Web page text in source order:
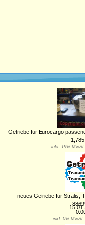
Getriebe für Eurocargo
inkl. 19%
neues Getriebe für Stralis,
inkl. 0% MwSt.